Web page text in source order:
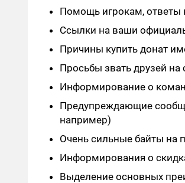
Помощь игрокам, ответы
Ссылки на ваши
Причины купить донат
Просьбы звать друзей на
Информирование о
Предупреждающие
например)
Очень сильные байты на
Информирования о
Выделение основных